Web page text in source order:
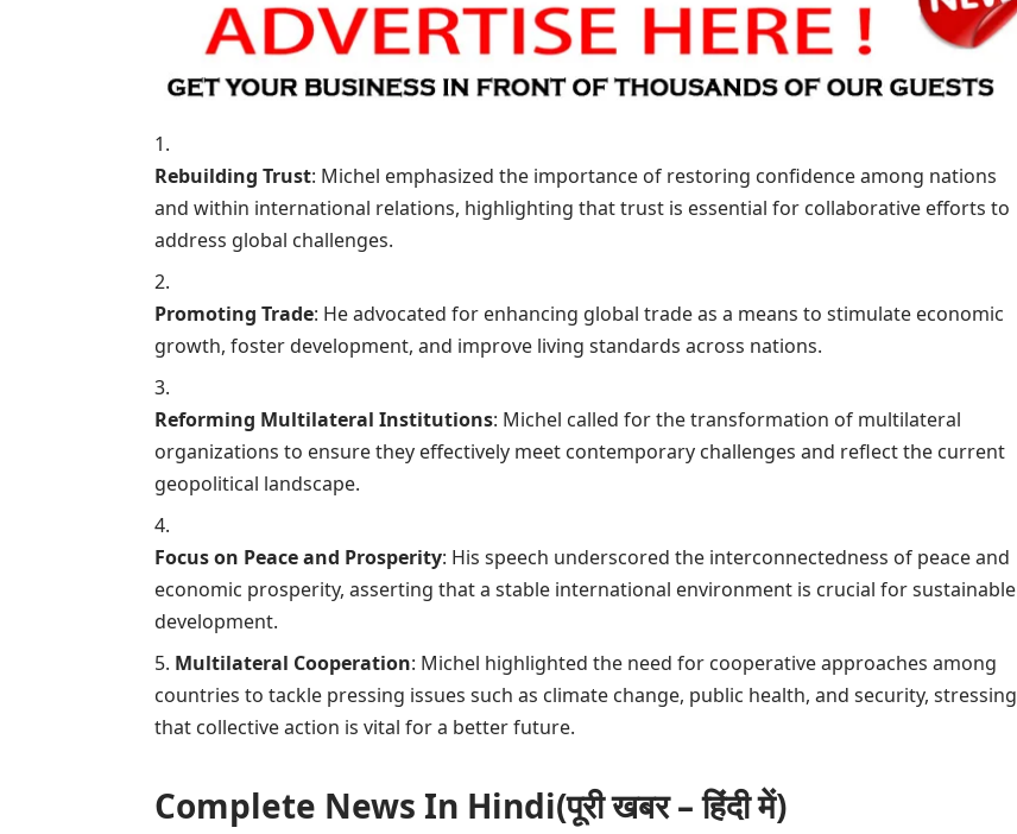
Rebuilding Trust: Michel emphasized the importance of restoring confidence among nations
and within international relations, highlighting that trust is essential for collaborative efforts to
address global challenges.
Promoting Trade: He advocated for enhancing global trade as a means to stimulate economic
growth, foster development, and improve living standards across nations.
Reforming Multilateral Institutions: Michel called for the transformation of multilateral
organizations to ensure they effectively meet contemporary challenges and reflect the current
geopolitical landscape.
Focus on Peace and Prosperity: His speech underscored the interconnectedness of peace and
economic prosperity, asserting that a stable international environment is crucial for sustainable
development.
Multilateral Cooperation: Michel highlighted the need for cooperative approaches among
countries to tackle pressing issues such as climate change, public health, and security, stressing
that collective action is vital for a better future.
Complete News In Hindi(पूरी खबर – हिंदी में)